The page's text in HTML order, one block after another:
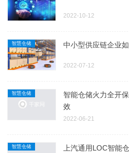
2022-10-12
智慧仓储 中小型供应链企业
2022-07-12
智慧仓储
智能仓储火力全开
效
2022-06-21
智慧仓储
上汽通用LOC智能